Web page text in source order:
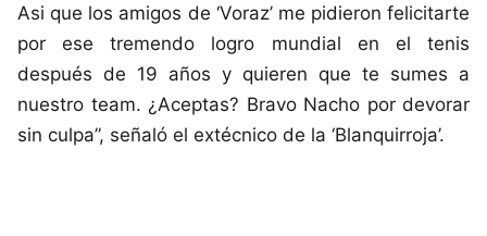
Asi que los amigos de ‘Voraz’ me pidieron felicitarte
por ese tremendo logro mundial en el tenis
después de 19 años y quieren que te sumes a
nuestro team. ¿Aceptas? Bravo Nacho por devorar
sin culpa”, señaló el extécnico de la ‘Blanquirroja’.